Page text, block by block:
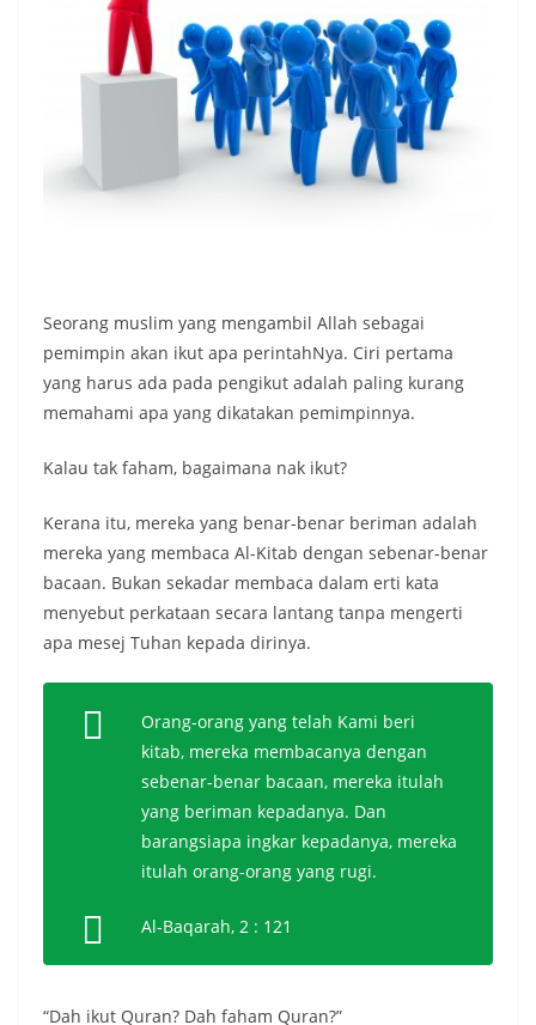
Seorang muslim yang mengambil Allah sebagai
pemimpin akan ikut apa perintahNya. Ciri pertama
yang harus ada pada pengikut adalah paling kurang
memahami apa yang dikatakan pemimpinnya.
Kalau tak faham, bagaimana nak ikut?
Kerana itu, mereka yang benar-benar beriman adalah
mereka yang membaca Al-Kitab dengan sebenar-benar
bacaan. Bukan sekadar membaca dalam erti kata
menyebut perkataan secara lantang tanpa mengerti
apa mesej Tuhan kepada dirinya.
Orang-orang yang telah Kami beri
kitab, mereka membacanya dengan
sebenar-benar bacaan, mereka itulah
yang beriman kepadanya. Dan
barangsiapa ingkar kepadanya, mereka
itulah orang-orang yang rugi.
Al-Baqarah, 2 : 121
“Dah ikut Quran? Dah faham Quran?”